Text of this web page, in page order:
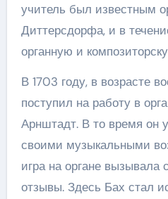
учитель был известным
Диттерсдорфа, и в
органную и
В 1703 году, в возрасте
поступил на работу в
Арнштадт. В то время он
своими музыкальными
игра на органе вызывала
отзывы. Здесь Бах стал